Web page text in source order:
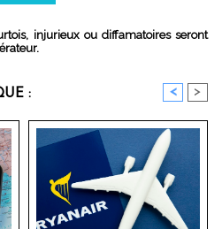
injurieux ou diffamatoires seront
: < >